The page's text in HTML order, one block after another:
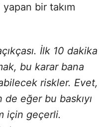
bir takım
İlk 10 dakika
bu karar bana
riskler. Evet,
eğer bu baskıyı
için geçerli.